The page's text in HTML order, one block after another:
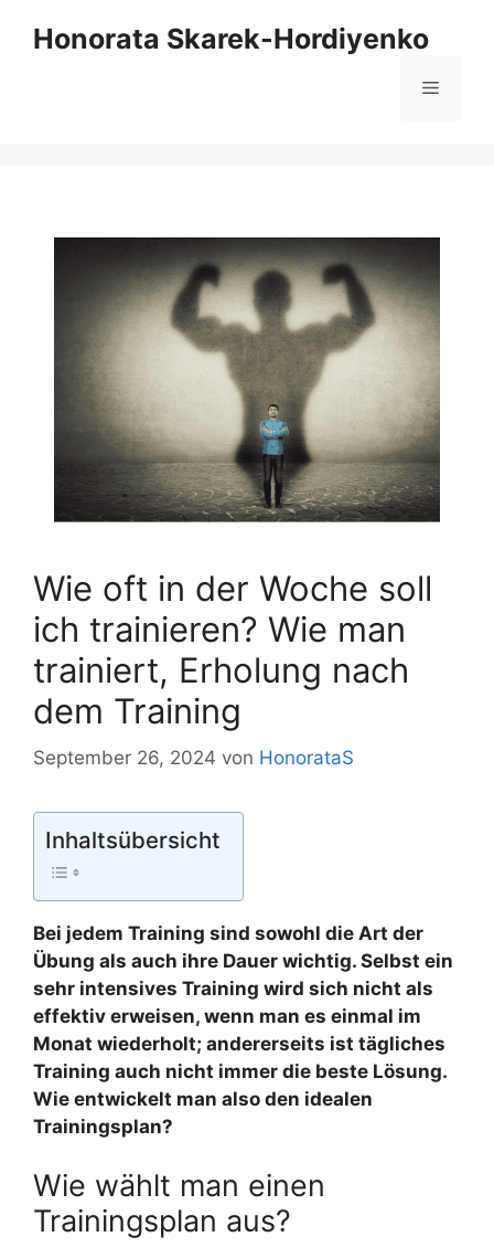
InhaltHonorata Skarek-Hordiyenko
Menü
Wie oft in der Woche soll
ich trainieren? Wie man
trainiert, Erholung nach
dem Training
September 26, 2024 von HonorataS
Inhaltsübersicht
Bei jedem Training sind sowohl die Art der
Übung als auch ihre Dauer wichtig. Selbst ein
sehr intensives Training wird sich nicht als
effektiv erweisen, wenn man es einmal im
Monat wiederholt; andererseits ist tägliches
Training auch nicht immer die beste Lösung.
Wie entwickelt man also den idealen
Trainingsplan?
Wie wählt man einen
Trainingsplan aus?